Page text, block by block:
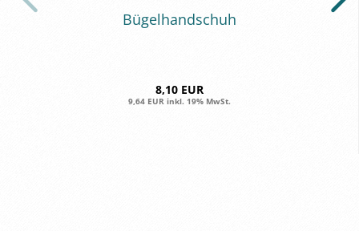
Bü­gel­hand­schuh
8,10 EUR
9,64 EUR inkl. 19% MwSt.